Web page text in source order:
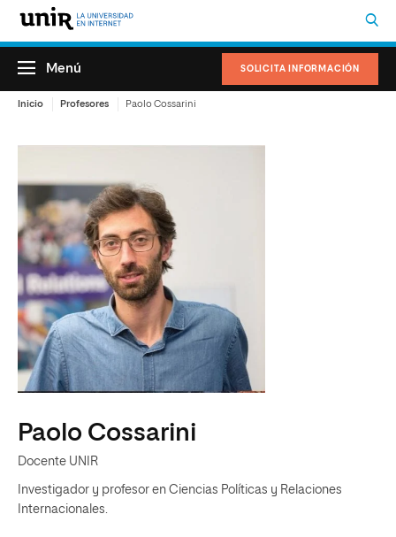
SOLICITA INFORMACIÓN
Menú
Inicio Profesores Paolo Cossarini
Paolo Cossarini
Docente UNIR
Investigador y profesor en Ciencias Políticas y Relaciones
Internacionales.